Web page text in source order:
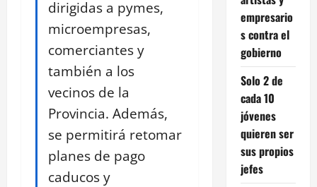
dirigidas a pymes,
microempresas,
comerciantes y
también a los
vecinos de la
Provincia. Además,
se permitirá retomar
planes de pago
caducos y
empresario
s contra el
gobierno
Solo 2 de
cada 10
jóvenes
quieren ser
sus propios
jefes